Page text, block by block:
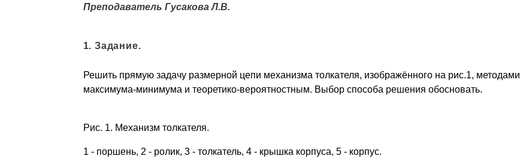
Преподаватель Гусакова Л.В.
1. Задание.
Решить прямую задачу размерной цепи механизма толкателя, изображённого на рис.1, методами
максимума-минимума и теоретико-вероятностным. Выбор способа решения обосновать.
Рис. 1. Механизм толкателя.
1 - поршень, 2 - ролик, 3 - толкатель, 4 - крышка корпуса, 5 - корпус.